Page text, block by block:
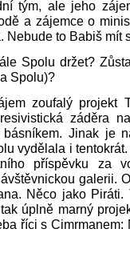
tým, ale jeho
a zájemce o
Nebude to Babiš mít
Spolu držet?
Spolu)?
zoufalý projekt
záděra
Jinak je
vydělala i
příspěvku za
galerii.
Něco jako Piráti.
úplně marný
říci s Cimrmanem: